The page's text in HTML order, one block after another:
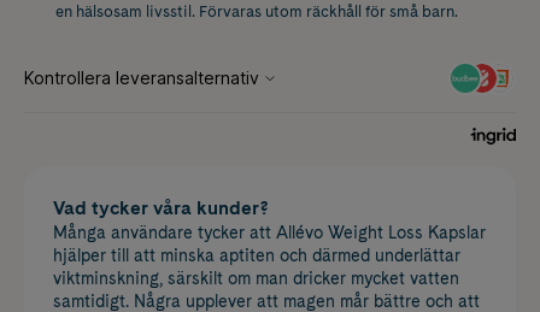
en hälsosam livsstil. Förvaras utom räckhåll för små barn.
Vad tycker våra kunder?
Många användare tycker att Allévo Weight Loss Kapslar
hjälper till att minska aptiten och därmed underlättar
viktminskning, särskilt om man dricker mycket vatten
samtidigt. Några upplever att magen mår bättre och att